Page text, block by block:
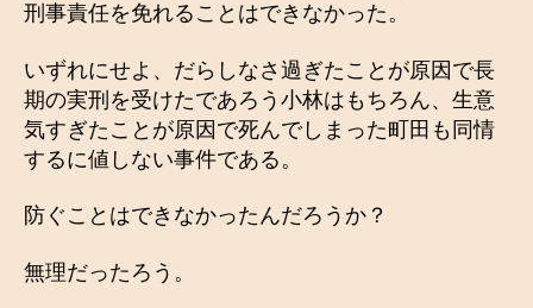
刑事責任を免れることはできなかった。
いずれにせよ、だらしなさ過ぎたことが原因で長
期の実刑を受けたであろう小林はもちろん、生意
気すぎたことが原因で死んでしまった町田も同情
するに値しない事件である。
防ぐことはできなかったんだろうか？
無理だったろう。